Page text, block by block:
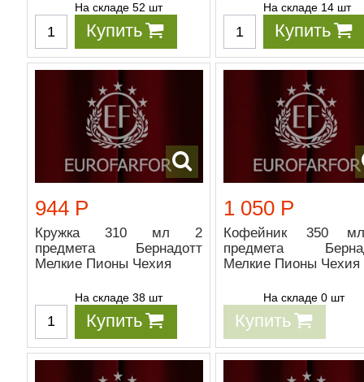
На складе 52 шт
Купить
На складе 14 шт
Купить
944 Р
Кружка 310 мл 2
предмета Бернадотт
Мелкие Пионы Чехия
На складе 38 шт
Купить
1 050 Р
Кофейник 350
предмета
Мелкие Пионы Чехия
На складе 0 шт
Купить